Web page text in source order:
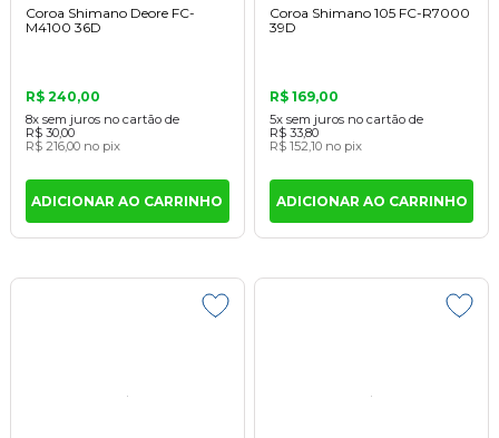
Coroa Shimano Deore FC-
M4100 36D
R$ 240,00
8x sem juros no cartãode
R$ 30,00
R$ 216,00 no pix
ADICIONAR AO CARRINHO
Coroa Shimano 105 FC-R7000
39D
R$ 169,00
5x sem juros no cartão de
R$ 33,80
R$ 152,10 no pix
ADICIONAR AO CARRINHO